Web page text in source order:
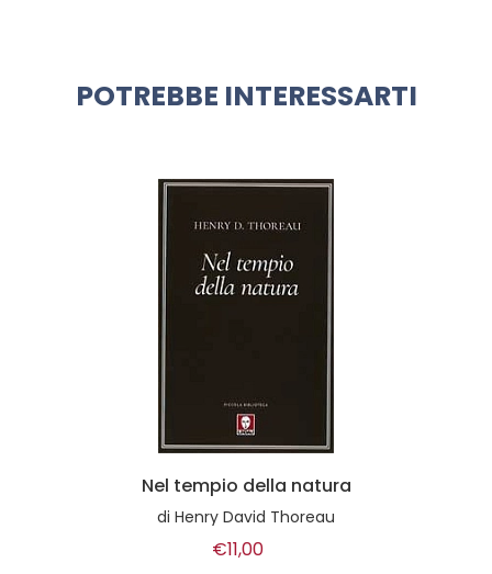
POTREBBE INTERESSARTI
Nel tempio della natura
di Henry David Thoreau
€11,00